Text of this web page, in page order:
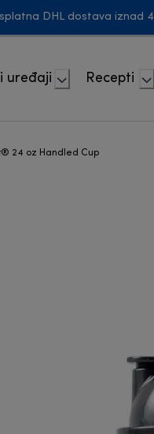
DHL dostava iznad
uređaji Recepti
24 oz Handled Cup